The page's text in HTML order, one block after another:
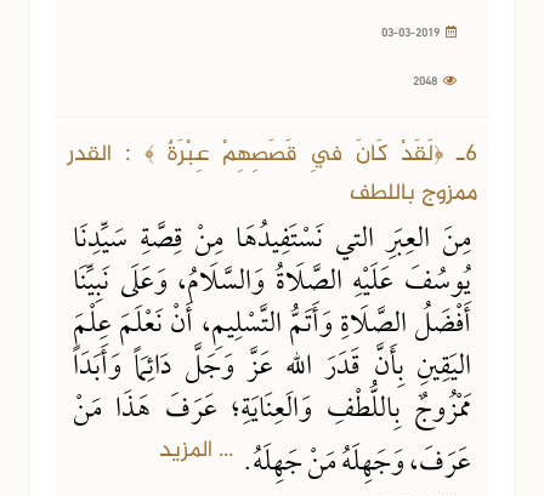
6ـ ﴿لَقَدْ كَانَ فِي قَصَصِهِمْ عِبْرَةٌ ﴾ : القدر
ممزوج باللطف
مِنَ العِبَرِ التي نَسْتَفِيدُهَا مِنْ قِصَّةِ سَيِّدِنَا
يُوسُفَ عَلَيْهِ الصَّلَاةُ وَالسَّلَامُ، وَعَلَى نَبِيِّنَا
أَفْضَلُ الصَّلَاةِ وَأَتَمُّ التَّسْلِيمِ، أَنْ نَعْلَمَ عِلْمَ
اليَقِينِ بِأَنَّ قَدَرَ اللهِ عَزَّ وَجَلَّ دَائِمَاً وَأَبَدَاً
مَمْزُوجٌ بِاللُّطْفِ وَالعِنَايَةِ؛ عَرَفَ هَذَا مَنْ
عَرَفَ، وَجَهِلَهُ مَنْ جَهِلَهُ. ... المزيد